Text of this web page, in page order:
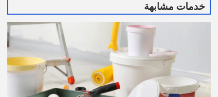
خدمات مشابهة